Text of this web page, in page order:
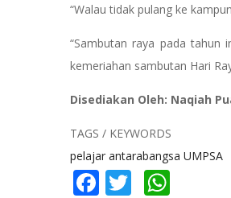
“Walau tidak pulang ke
“Sambutan raya pada tahun
kemeriahan sambutan Hari
Disediakan Oleh: Naqiah
TAGS / KEYWORDS
pelajar antarabangsa UMPSA
Facebook
Twitter